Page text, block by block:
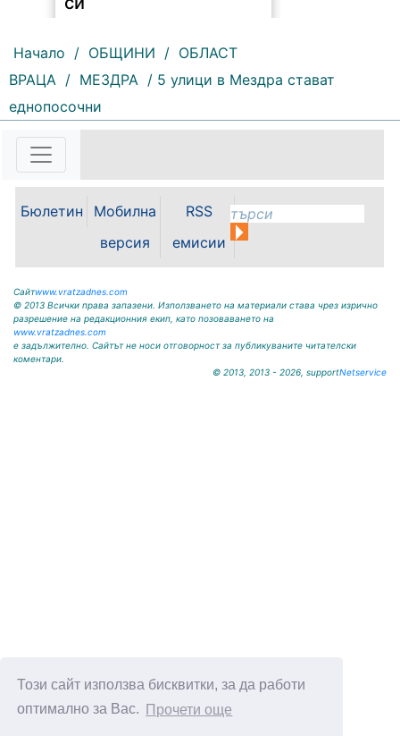
Този сайт използва бисквитки, за да работи
оптимално за Вас.
Прочети още
184 | 2026-08-06 11:04:56
малтретирал жената с която
живее. По данни на областната
дирекция на МВР-Враца вчера в
16.5 часа в полицията в Бяла
Слатина е получен сигнал за...
Начало / ОБЩИНИ / ОБЛАСТ
ВРАЦА / МЕЗДРА / 5 улици в Мездра стават
еднопосочни
Бюлетин
Мобилна
версия
RSS
емисии
Сайтwww.vratzadnes.com
© 2013 Всички права запазени. Използването на материали става чрез изрично
разрешение на редакционния екип, като позоваването на
www.vratzadnes.com
е задължително. Сайтът не носи отговорност за публикуваните читателски
коментари.
© 2013, 2013 - 2026, supportNetservice